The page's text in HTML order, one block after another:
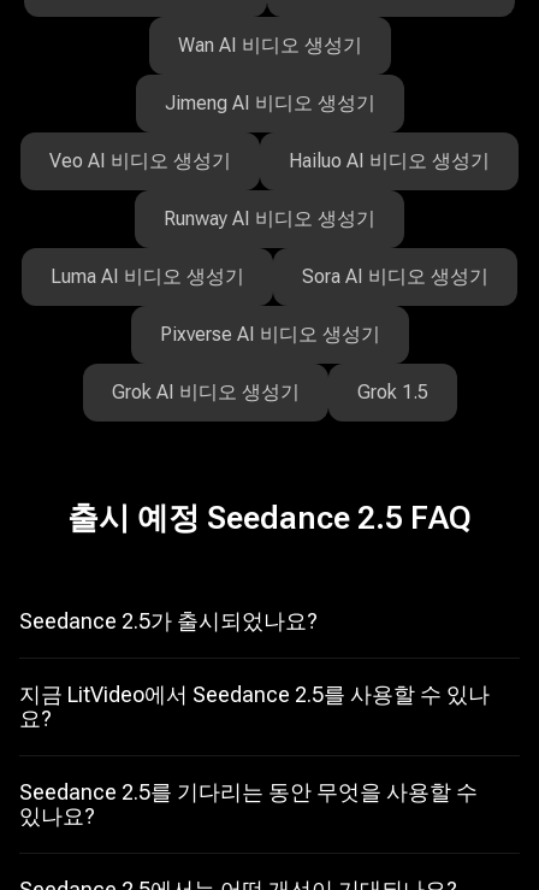
Wan AI 비디오 생성기
Jimeng AI 비디오 생성기
Veo AI 비디오 생성기 Hailuo AI 비디오 생성기
Runway AI 비디오 생성기
Luma AI 비디오 생성기 Sora AI 비디오 생성기
Pixverse AI 비디오 생성기
Grok AI 비디오 생성기 Grok 1.5
출시 예정 Seedance 2.5 FAQ
Seedance 2.5가 출시되었나요?
는 공개적으로 설명된 기대 사항을 정리한 것이며 확정된 출시 정보
가 제공되면 업데이트됩니다.
지금 LitVideo에서 Seedance 2.5를 사용할 수 있나
요?
모델에 접근할 수 있게 되는 즉시 Seedance 2.5를 지원하도록 노력
할 것입니다.
Seedance 2.5를 기다리는 동안 무엇을 사용할 수
있나요?
저비용 창작 테스트, 소셜 비디오, 광고 콘셉트, 제품 장면, 스토리보
드를 만들 수 있습니다.